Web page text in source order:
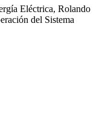
Eléctrica, Rolando
del Sistema